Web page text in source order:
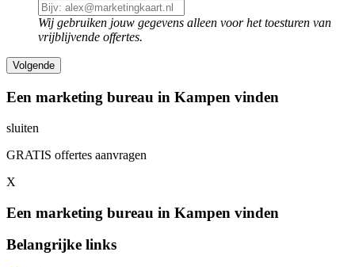
Wij gebruiken jouw gegevens alleen voor het toesturen van
vrijblijvende offertes.
Een marketing bureau in Kampen vinden
sluiten
GRATIS offertes aanvragen
X
Een marketing bureau in Kampen vinden
Belangrijke links